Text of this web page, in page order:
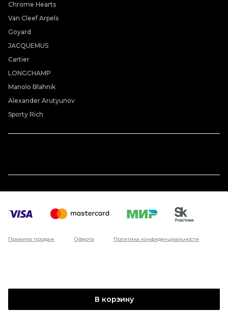
В корзину
Chrome Hearts
Van Cleef Arpels
Goyard
JACQUEMUS
Cartier
LONGCHAMP
Manolo Blahnik
Alexander Arutyunov
Sporty Rich
Правила продаж Оферта Политика конфиденциальности